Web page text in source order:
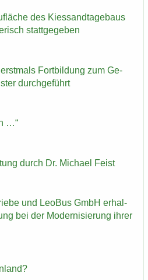
des Kies­sand­ta­ge­baus
statt­ge­ge­ben
Fort­bil­dung zum Ge­
durch­ge­führt
…“
durch Dr. Mi­cha­el Feist
und LeoBus GmbH er­hal­
bei der Mo­der­ni­sie­rung ihrer